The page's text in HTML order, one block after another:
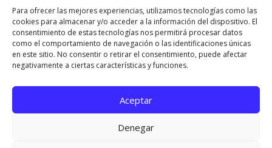
Para ofrecer las mejores experiencias, utilizamos tecnologías como las
cookies para almacenar y/o acceder a la información del dispositivo. El
consentimiento de estas tecnologías nos permitirá procesar datos
como el comportamiento de navegación o las identificaciones únicas
en este sitio. No consentir o retirar el consentimiento, puede afectar
negativamente a ciertas características y funciones.
Aceptar
Denegar
Utilizamos cookies para ofrecerte la mejor experiencia en
Puedes aprender más sobre qué cookies utilizamos o